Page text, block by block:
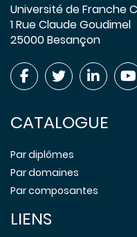
Université de Franche
1 Rue Claude Goudimel
25000 Besançon
CATALOGUE
Par diplômes
Par domaines
Par composantes
LIENS